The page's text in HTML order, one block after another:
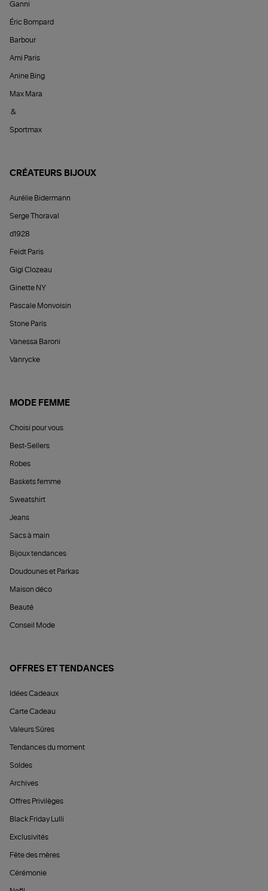
Ganni
Éric Bompard
Barbour
Ami Paris
Anine Bing
Max Mara
&
Sportmax
CRÉATEURS BIJOUX
Aurélie Bidermann
Serge Thoraval
d1928
Feidt Paris
Gigi Clozeau
Ginette NY
Pascale Monvoisin
Stone Paris
Vanessa Baroni
Vanrycke
MODE FEMME
Choisi pour vous
Best-Sellers
Robes
Baskets femme
Sweatshirt
Jeans
Sacs à main
Bijoux tendances
Doudounes et Parkas
Maison déco
Beauté
Conseil Mode
OFFRES ET TENDANCES
Idées Cadeaux
Carte Cadeau
Valeurs Sûres
Tendances du moment
Soldes
Archives
Offres Privilèges
Black Friday Lulli
Exclusivités
Fête des mères
Cérémonie